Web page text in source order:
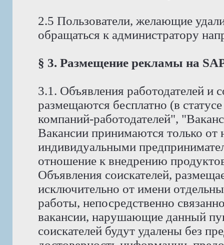
2.5 Пользователи, желающие
обращаться к администратору
§ 3. Размещение рекламы на
3.1. Объявления работодателей и
размещаются бесплатно (в
компаний-работодателей",
Вакансии принимаются только
индивидуальными
отношение к внедрению
Объявления соискателей,
исключительно от имени
работы, непосредственно
вакансии, нарушающие данный
соискателей будут удалены без